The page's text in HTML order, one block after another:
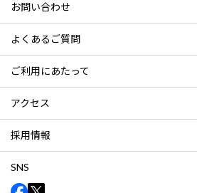
お問い合わせ
よくあるご質問
ご利用にあたって
アクセス
採用情報
SNS